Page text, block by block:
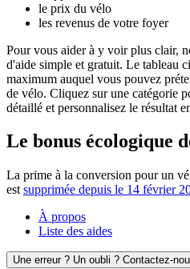
le prix du vélo
les revenus de votre foyer
Pour vous aider à y voir plus clair,
d'aide simple et gratuit. Le tableau
maximum auquel vous pouvez
de vélo. Cliquez sur une catégorie
détaillé et personnalisez le résultat
Le bonus écologique
La prime à la conversion pour un
est supprimée depuis le 14 février
À propos
Liste des aides
Une erreur ? Un oubli ? Contactez-